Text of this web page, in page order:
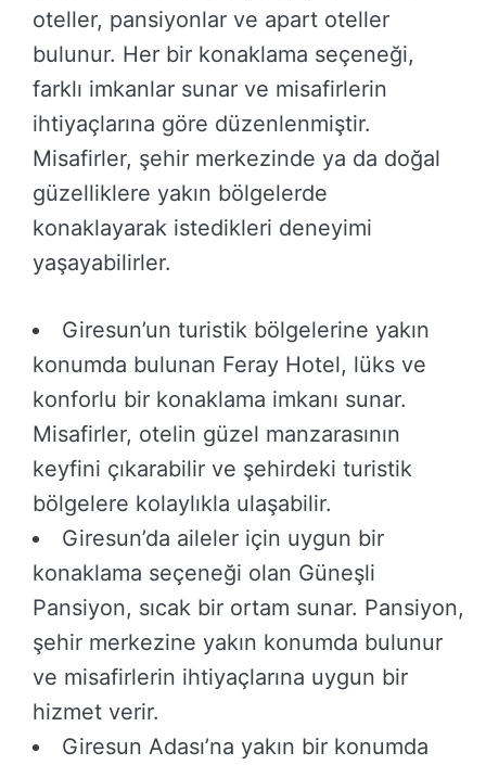
oteller, pansiyonlar ve apart oteller
bulunur. Her bir konaklama seçeneği,
farklı imkanlar sunar ve misafirlerin
ihtiyaçlarına göre düzenlenmiştir.
Misafirler, şehir merkezinde ya da doğal
güzelliklere yakın bölgelerde
konaklayarak istedikleri deneyimi
yaşayabilirler.
Giresun’un turistik bölgelerine yakın
konumda bulunan Feray Hotel, lüks ve
konforlu bir konaklama imkanı sunar.
Misafirler, otelin güzel manzarasının
keyfini çıkarabilir ve şehirdeki turistik
bölgelere kolaylıkla ulaşabilir.
Giresun’da aileler için uygun bir
konaklama seçeneği olan Güneşli
Pansiyon, sıcak bir ortam sunar. Pansiyon,
şehir merkezine yakın konumda bulunur
ve misafirlerin ihtiyaçlarına uygun bir
hizmet verir.
Giresun Adası’na yakın bir konumda